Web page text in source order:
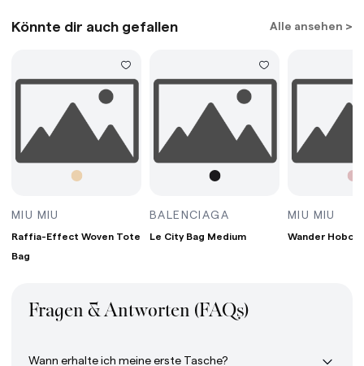
Könnte dir auch gefallen Alle ansehen >
MINI BORDEAUX
MIU MIU RAFFIA-EFFECT WOVEN TOTE BAG WHITE/TAN/
Raffia-Effect Woven Tote
Bag
BALENCIAGA LE CITY BAG
Le City Bag Medium
MIU MIU
Wander Hobo
Fragen & Antworten (FAQs)
Wann erhalte ich meine erste Tasche?